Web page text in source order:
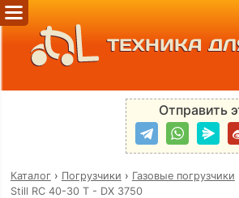
ТЕХНИКА
Отправить
Каталог› Погрузчики › Газовые погрузчики
Still RC 40-30 T - DX 3750